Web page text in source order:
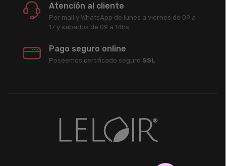
Atención al cliente
Por mail y WhatsApp de lunes a viernes de 09 a
17 y sábados de 09 a 14hs.
Pago seguro online
Poseemos certificado seguro SSL